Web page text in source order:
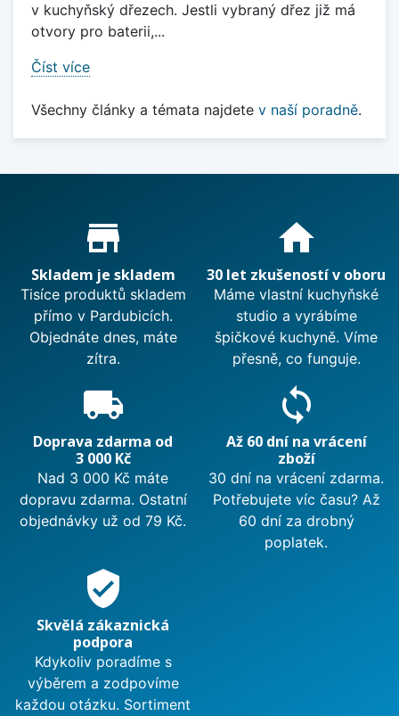
v kuchyňský dřezech. Jestli vybraný dřez již má
otvory pro baterii,...
Číst více
Všechny články a témata najdete v naší poradně.
Proč nakupovat u nás?
store_mall_directory
Skladem je skladem
Tisíce produktů skladem
přímo v Pardubicích.
Objednáte dnes, máte
zítra.
home
30 let zkušeností v oboru
Máme vlastní kuchyňské
studio a vyrábíme
špičkové kuchyně. Víme
přesně, co funguje.
local_shipping
Doprava zdarma od
3 000 Kč
Nad 3 000 Kč máte
dopravu zdarma. Ostatní
objednávky už od 79 Kč.
sync
Až 60 dní na vrácení
zboží
30 dní na vrácení zdarma.
Potřebujete víc času? Až
60 dní za drobný
poplatek.
verified_user
Skvělá zákaznická
podpora
Kdykoliv poradíme s
výběrem a zodpovíme
každou otázku. Sortiment